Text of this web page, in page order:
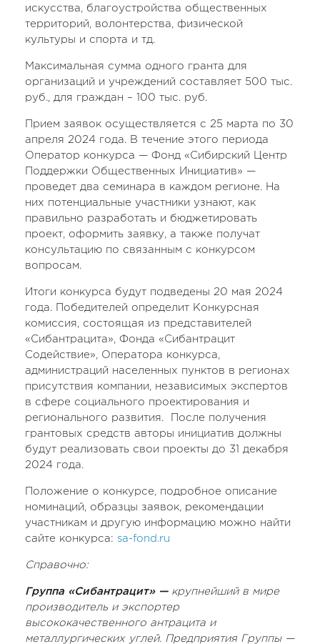
искусства, благоустройства общественных
территорий, волонтерства, физической
культуры и спорта и тд.
Максимальная сумма одного гранта для
организаций и учреждений составляет 500 тыс.
руб., для граждан – 100 тыс. руб.
Прием заявок осуществляется с 25 марта по 30
апреля 2024 года. В течение этого периода
Оператор конкурса — Фонд «Сибирский Центр
Поддержки Общественных Инициатив» —
проведет два семинара в каждом регионе. На
них потенциальные участники узнают, как
правильно разработать и бюджетировать
проект, оформить заявку, а также получат
консультацию по связанным с конкурсом
вопросам.
Итоги конкурса будут подведены 20 мая 2024
года. Победителей определит Конкурсная
комиссия, состоящая из представителей
«Сибантрацита», Фонда «Сибантрацит
Содействие», Оператора конкурса,
администраций населенных пунктов в регионах
присутствия компании, независимых экспертов
в сфере социального проектирования и
регионального развития. После получения
грантовых средств авторы инициатив должны
будут реализовать свои проекты до 31 декабря
2024 года.
Положение о конкурсе, подробное описание
номинаций, образцы заявок, рекомендации
участникам и другую информацию можно найти
сайте конкурса: sa-fond.ru
Справочно:
Группа «Сибантрацит» —крупнейший в мире
производитель и экспортер
высококачественного антрацита и
металлургических углей. Предприятия Группы —